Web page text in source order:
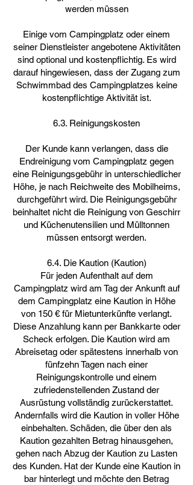
werden müssen
Einige vom Campingplatz oder einem
seiner Dienstleister angebotene Aktivitäten
sind optional und kostenpflichtig. Es wird
darauf hingewiesen, dass der Zugang zum
Schwimmbad des Campingplatzes keine
kostenpflichtige Aktivität ist.
6.3. Reinigungskosten
Der Kunde kann verlangen, dass die
Endreinigung vom Campingplatz gegen
eine Reinigungsgebühr in unterschiedlicher
Höhe, je nach Reichweite des Mobilheims,
durchgeführt wird. Die Reinigungsgebühr
beinhaltet nicht die Reinigung von Geschirr
und Küchenutensilien und Mülltonnen
müssen entsorgt werden.
6.4. Die Kaution (Kaution)
Für jeden Aufenthalt auf dem
Campingplatz wird am Tag der Ankunft auf
dem Campingplatz eine Kaution in Höhe
von 150 € für Mietunterkünfte verlangt.
Diese Anzahlung kann per Bankkarte oder
Scheck erfolgen. Die Kaution wird am
Abreisetag oder spätestens innerhalb von
fünfzehn Tagen nach einer
Reinigungskontrolle und einem
zufriedenstellenden Zustand der
Ausrüstung vollständig zurückerstattet.
Andernfalls wird die Kaution in voller Höhe
einbehalten. Schäden, die über den als
Kaution gezahlten Betrag hinausgehen,
gehen nach Abzug der Kaution zu Lasten
des Kunden. Hat der Kunde eine Kaution in
bar hinterlegt und möchte den Betrag